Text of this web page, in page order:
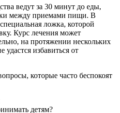
ведут за 30 минут до еды,
между приемами пищи. В
ложка, которой
Курс лечения может
на протяжении нескольких
удастся избавиться от
которые часто беспокоят
детям?